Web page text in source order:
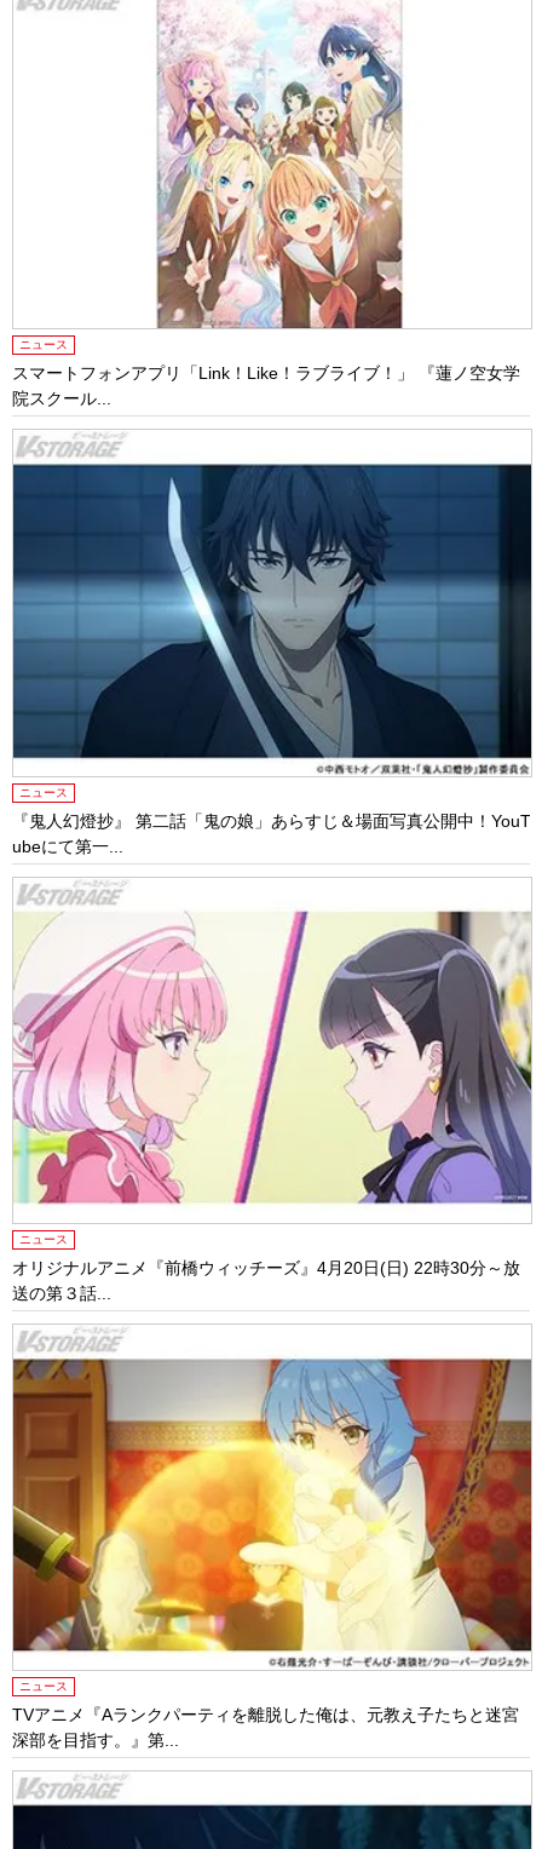
ニュース
スマートフォンアプリ「Link！Like！ラブライブ！」 『蓮ノ空女学
院スクール...
ニュース
『鬼人幻燈抄』 第二話「鬼の娘」あらすじ＆場面写真公開中！YouT
ubeにて第一...
ニュース
オリジナルアニメ『前橋ウィッチーズ』4月20日(日) 22時30分～放
送の第３話...
ニュース
TVアニメ『Aランクパーティを離脱した俺は、元教え子たちと迷宮
深部を目指す。』第...